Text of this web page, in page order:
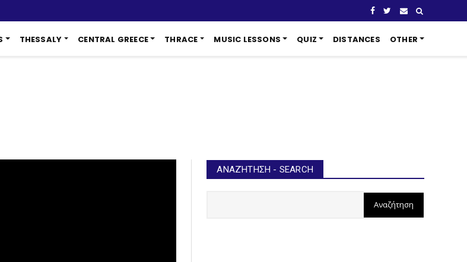
THESSALY CENTRAL GREECE THRACE MUSIC LESSONS QUIZ DISTANCES OTHER
ΑΝΑΖΉΤΗΣΗ - SEARCH